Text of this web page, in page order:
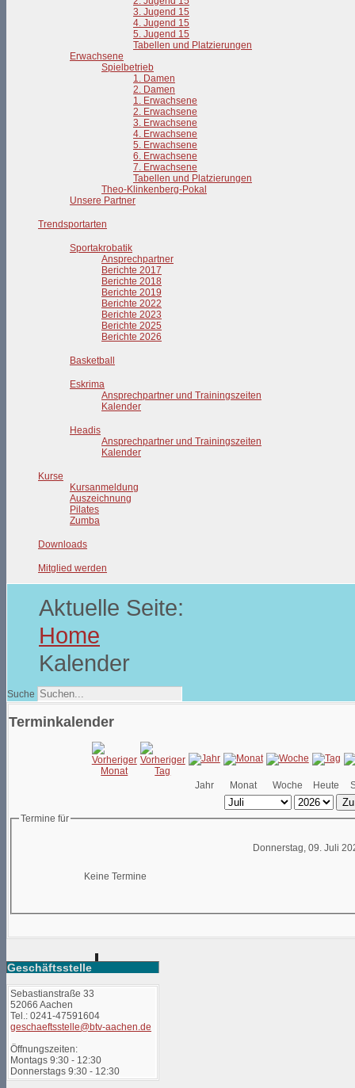
3. Jugend 15
4. Jugend 15
5. Jugend 15
Tabellen und Platzierungen
Erwachsene
Spielbetrieb
1. Damen
2. Damen
1. Erwachsene
2. Erwachsene
3. Erwachsene
4. Erwachsene
5. Erwachsene
6. Erwachsene
7. Erwachsene
Tabellen und Platzierungen
Theo-Klinkenberg-Pokal
Unsere Partner
Trendsportarten
Sportakrobatik
Ansprechpartner
Berichte 2017
Berichte 2018
Berichte 2019
Berichte 2022
Berichte 2023
Berichte 2025
Berichte 2026
Basketball
Eskrima
Ansprechpartner und Trainingszeiten
Kalender
Headis
Ansprechpartner und Trainingszeiten
Kalender
Kurse
Kursanmeldung
Auszeichnung
Pilates
Zumba
Downloads
Mitglied werden
Aktuelle Seite:
Home
Kalender
Suche
Terminkalender
Jahr Monat Woche Heute
Termine für
Donnerstag, 09. Juli
Keine Termine
Geschäftsstelle
Sebastianstraße 33
52066 Aachen
Tel.: 0241-47591604
geschaeftsstelle@btv-aachen.de
Öffnungszeiten:
Montags 9:30 - 12:30
Donnerstags 9:30 - 12:30